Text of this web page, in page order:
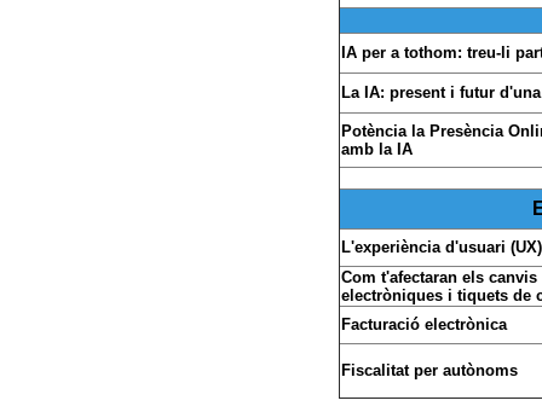
IA per a tothom: treu-li
La IA: present i futur
Potència la Presència
amb la IA
L'experiència d'usuari
Com t'afectaran els
electròniques i tiquets de
Facturació electrònica
Fiscalitat per autònoms